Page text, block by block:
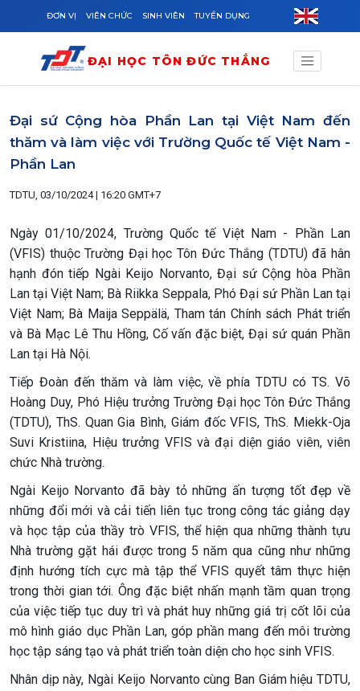
Skip to main content
ĐƠN VỊ VIÊN CHỨC SINH VIÊN TUYỂN DỤNG
ĐẠI HỌC TÔN ĐỨC THẮNG
Đại sứ Cộng hòa Phần Lan tại Việt Nam đến
thăm và làm việc với Trường Quốc tế Việt Nam -
Phần Lan
TDTU, 03/10/2024 | 16:20 GMT+7
Ngày 01/10/2024, Trường Quốc tế Việt Nam - Phần Lan
(VFIS) thuộc Trường Đại học Tôn Đức Thắng (TDTU) đã hân
hạnh đón tiếp Ngài Keijo Norvanto, Đại sứ Cộng hòa Phần
Lan tại Việt Nam; Bà Riikka Seppala, Phó Đại sứ Phần Lan tại
Việt Nam; Bà Maija Seppälä, Tham tán Chính sách Phát triển
và Bà Mạc Lê Thu Hồng, Cố vấn đặc biệt, Đại sứ quán Phần
Lan tại Hà Nội.
Tiếp Đoàn đến thăm và làm việc, về phía TDTU có TS. Võ
Hoàng Duy, Phó Hiệu trưởng Trường Đại học Tôn Đức Thắng
(TDTU), ThS. Quan Gia Bình, Giám đốc VFIS, ThS. Miekk-Oja
Suvi Kristiina, Hiệu trưởng VFIS và đại diện giáo viên, viên
chức Nhà trường.
Ngài Keijo Norvanto đã bày tỏ những ấn tượng tốt đẹp về
những đổi mới và cải tiến liên tục trong công tác giảng dạy
và học tập của thầy trò VFIS, thể hiện qua những thành tựu
Nhà trường gặt hái được trong 5 năm qua cũng như những
định hướng tích cực mà tập thể VFIS quyết tâm thực hiện
trong thời gian tới. Ông đặc biệt nhấn mạnh tầm quan trọng
của việc tiếp tục duy trì và phát huy những giá trị cốt lõi của
mô hình giáo dục Phần Lan, góp phần mang đến môi trường
học tập sáng tạo và phát triển toàn diện cho học sinh VFIS.
Nhân dịp này, Ngài Keijo Norvanto cùng Ban Giám hiệu TDTU,